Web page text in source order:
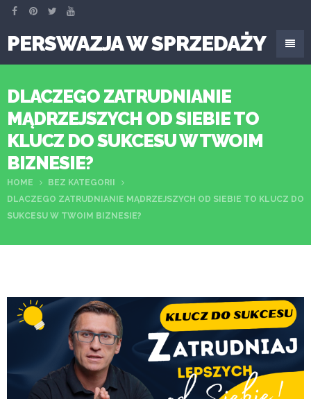
PERSWAZJA W SPRZEDAŻY
DLACZEGO ZATRUDNIANIE
MĄDRZEJSZYCH OD SIEBIE TO
KLUCZ DO SUKCESU W TWOIM
BIZNESIE?
HOME
BEZ KATEGORII
DLACZEGO ZATRUDNIANIE MĄDRZEJSZYCH OD SIEBIE TO KLUCZ DO
SUKCESU W TWOIM BIZNESIE?